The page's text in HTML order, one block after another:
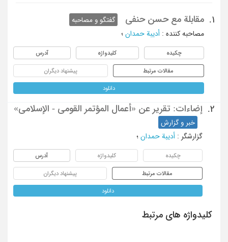
1. مقابلة مع حسن حنفی
گفتگو و مصاحبه
مصاحبه کننده : أدیبة حمدان ؛
چکیده کلیدواژه آدرس
مقالات مرتبط پیشنهاد دیگران
دانلود
2. إضاءات: تقریر عن «أعمال المؤتمر القومی - الإسلامی»
خبر و گزارش
گزارشگر : أدیبة حمدان ؛
چکیده کلیدواژه آدرس
مقالات مرتبط پیشنهاد دیگران
دانلود
کلیدواژه های مرتبط